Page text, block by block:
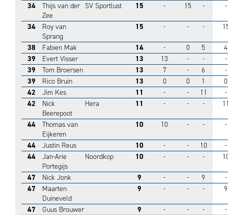
34
Thijs van der
Zee
SV Sportlust 15 - 15 - -
34
Roy van
Sprang
15 - - -
38 Fabien Mak 14 - 0 5
4
39
Evert Visser 13 13 - -
-
39
Tom Broersen 13 7 - 6
-
39
Rico Bruin 13 0 0 1
0
42
Jim Kes 11 - - 11
-
42
Nick
Beerepoot
Hera 11 - - -
44
Thomas van
Eijkeren
10 10 - - -
44 Justin Reus 10 - - 10
-
44
Jan-Arie
Portegijs
Noordkop 10 - - -
47 Nick Jonk 9 - - 9
-
47
Maarten
Duineveld
9 - - - 9
47 Guus Brouwer 9 - - -
-